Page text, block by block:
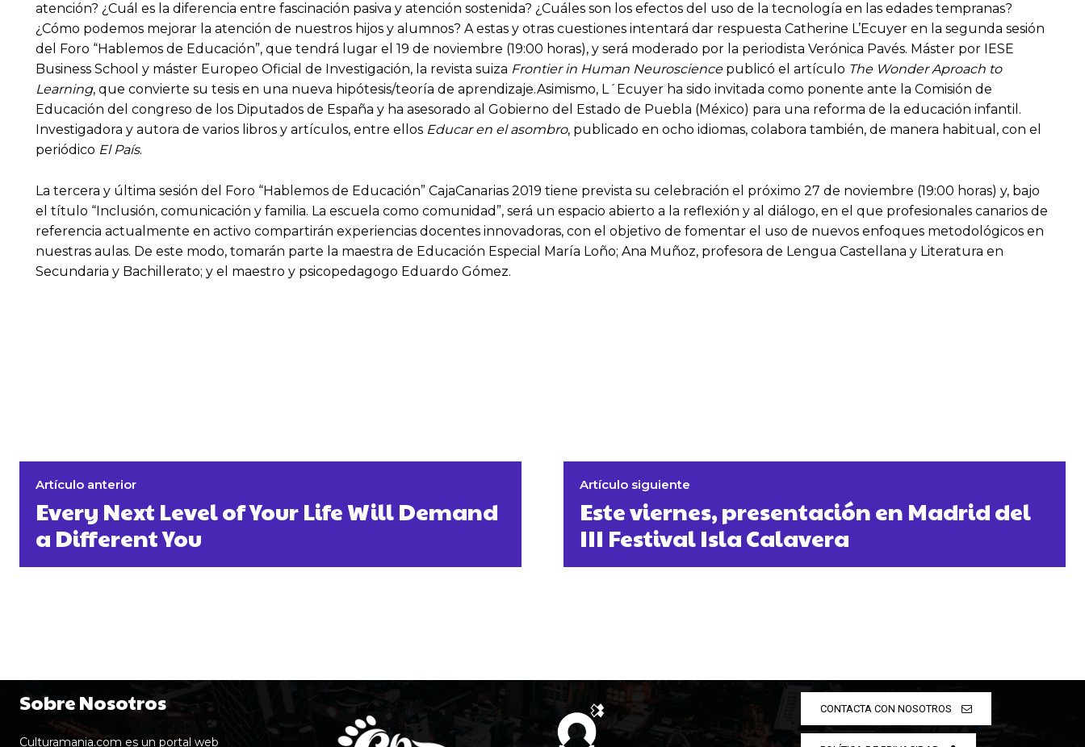
atención? ¿Cuál es la diferencia entre fascinación pasiva y atención sostenida? ¿Cuáles son los efectos del uso de la tecnología en las edades tempranas?
¿Cómo podemos mejorar la atención de nuestros hijos y alumnos? A estas y otras cuestiones intentará dar respuesta Catherine L’Ecuyer en la segunda sesión
del Foro “Hablemos de Educación”, que tendrá lugar el 19 de noviembre (19:00 horas), y será moderado por la periodista Verónica Pavés. Máster por IESE
Business School y máster Europeo Oficial de Investigación, la revista suiza Frontier in Human Neurosciencepublicó el artículo The Wonder Aproach to
Learning, que convierte su tesis en una nueva hipótesis/teoría de aprendizaje.Asimismo, L´Ecuyer ha sido invitada como ponente ante la Comisión de
Educación del congreso de los Diputados de España y ha asesorado al Gobierno del Estado de Puebla (México) para una reforma de la educación infantil.
Investigadora y autora de varios libros y artículos, entre ellos Educar en el asombro, publicado en ocho idiomas, colabora también, de manera habitual, con el
periódico El País.
La tercera y última sesión del Foro “Hablemos de Educación” CajaCanarias 2019 tiene prevista su celebración el próximo 27 de noviembre (19:00 horas) y, bajo
el título “Inclusión, comunicación y familia. La escuela como comunidad”, será un espacio abierto a la reflexión y al diálogo, en el que profesionales canarios de
referencia actualmente en activo compartirán experiencias docentes innovadoras, con el objetivo de fomentar el uso de nuevos enfoques metodológicos en
nuestras aulas. De este modo, tomarán parte la maestra de Educación Especial María Loño; Ana Muñoz, profesora de Lengua Castellana y Literatura en
Secundaria y Bachillerato; y el maestro y psicopedagogo Eduardo Gómez.
Artículo anterior
Every Next Level of Your Life Will Demand
a Different You
Artículo siguiente
Este viernes, presentación en Madrid del
III Festival Isla Calavera
Sobre Nosotros
Culturamania.com es un portal web
CONTACTA CON NOSOTROS